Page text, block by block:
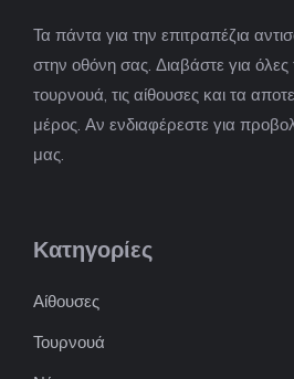
Τα πάντα για την επιτραπέζια
στην οθόνη σας. Διαβάστε για όλες
τουρνουά, τις αίθουσες και τα
μέρος. Αν ενδιαφέρεστε για
μας.
Κατηγορίες
Αίθουσες
Τουρνουά